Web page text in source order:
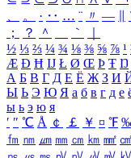
、
。 · ‥ … ¨ 〃 ―
；
？ ＾ ｀
½ ⅓ ⅔ ¼ ¾ ⅛ ⅜ ⅝ ⅞ ¹
Æ Ð Ħ Ĳ Ł Ø Œ Þ Ŧ Ŋ
А Б В Г Д Е Ё Ж З И
Ы Ь Э Ю Я а б в г д е
ы ь э ю я
′ ″ ℃ Å ￠ ￡ ￥ ¤ ℉
㎙ ㎚ ㎛ ㎜ ㎝ ㎞ ㎟ ㎠